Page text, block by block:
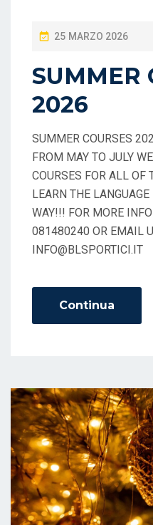
P
S
T
E
D
O
N
25 MARZO 2026
SUMMER
2026
SUMMER COURSES
FROM MAY TO JULY
COURSES FOR ALL OF
LEARN THE
WAY!!! FOR MORE
081480240 OR EMAIL
Continua